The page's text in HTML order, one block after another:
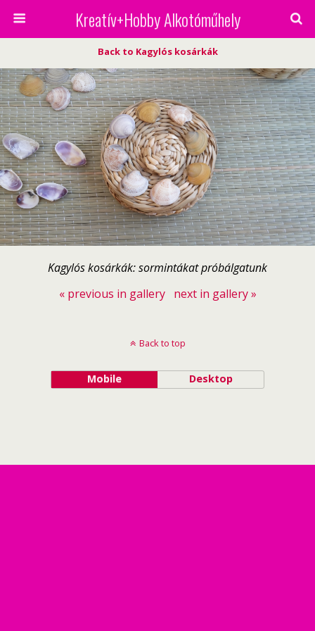
Kreatív+Hobby Alkotóműhely
Back to Kagylós kosárkák
Kagylós kosárkák: sormintákat próbálgatunk
« previous in gallery
next in gallery »
Back to top
Mobile Desktop